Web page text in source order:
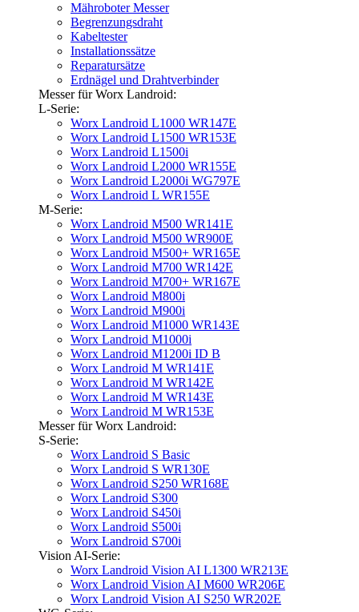
Mähroboter Messer
Begrenzungsdraht
Kabeltester
Installationssätze
Reparatursätze
Erdnägel und Drahtverbinder
Messer für Worx Landroid:
L-Serie:
Worx Landroid L1000 WR147E
Worx Landroid L1500 WR153E
Worx Landroid L1500i
Worx Landroid L2000 WR155E
Worx Landroid L2000i WG797E
Worx Landroid L WR155E
M-Serie:
Worx Landroid M500 WR141E
Worx Landroid M500 WR900E
Worx Landroid M500+ WR165E
Worx Landroid M700 WR142E
Worx Landroid M700+ WR167E
Worx Landroid M800i
Worx Landroid M900i
Worx Landroid M1000 WR143E
Worx Landroid M1000i
Worx Landroid M1200i ID B
Worx Landroid M WR141E
Worx Landroid M WR142E
Worx Landroid M WR143E
Worx Landroid M WR153E
Messer für Worx Landroid:
S-Serie:
Worx Landroid S Basic
Worx Landroid S WR130E
Worx Landroid S250 WR168E
Worx Landroid S300
Worx Landroid S450i
Worx Landroid S500i
Worx Landroid S700i
Vision AI-Serie:
Worx Landroid Vision AI L1300 WR213E
Worx Landroid Vision AI M600 WR206E
Worx Landroid Vision AI S250 WR202E